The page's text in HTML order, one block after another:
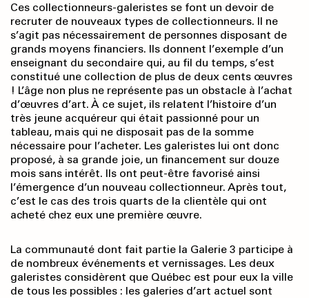
Ces collectionneurs-galeristes se font un devoir de
recruter de nouveaux types de collectionneurs. Il ne
s’agit pas nécessairement de personnes disposant de
grands moyens financiers. Ils donnent l’exemple d’un
enseignant du secondaire qui, au fil du temps, s’est
constitué une collection de plus de deux cents œuvres
! L’âge non plus ne représente pas un obstacle à l’achat
d’œuvres d’art. À ce sujet, ils relatent l’histoire d’un
très jeune acquéreur qui était passionné pour un
tableau, mais qui ne disposait pas de la somme
nécessaire pour l’acheter. Les galeristes lui ont donc
proposé, à sa grande joie, un financement sur douze
mois sans intérêt. Ils ont peut-être favorisé ainsi
l’émergence d’un nouveau collectionneur. Après tout,
c’est le cas des trois quarts de la clientèle qui ont
acheté chez eux une première œuvre.
La communauté dont fait partie la Galerie 3 participe à
de nombreux événements et vernissages. Les deux
galeristes considèrent que Québec est pour eux la ville
de tous les possibles : les galeries d’art actuel sont